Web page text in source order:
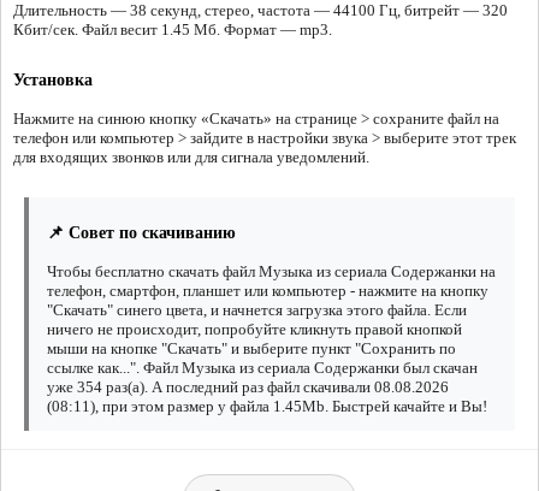
Длительность — 38 секунд, стерео, частота — 44100 Гц, битрейт — 320
Кбит/сек. Файл весит 1.45 Мб. Формат — mp3.
Установка
Нажмите на синюю кнопку «Скачать» на странице > сохраните файл на
телефон или компьютер > зайдите в настройки звука > выберите этот трек
для входящих звонков или для сигнала уведомлений.
📌 Совет по скачиванию
Чтобы бесплатно скачать файл Музыка из сериала Содержанки на
телефон, смартфон, планшет или компьютер - нажмите на кнопку
"Скачать" синего цвета, и начнется загрузка этого файла. Если
ничего не происходит, попробуйте кликнуть правой кнопкой
мыши на кнопке "Скачать" и выберите пункт "Сохранить по
ссылке как...". Файл Музыка из сериала Содержанки был скачан
уже 354 раз(а). А последний раз файл скачивали 08.08.2026
(08:11), при этом размер у файла 1.45Mb. Быстрей качайте и Вы!